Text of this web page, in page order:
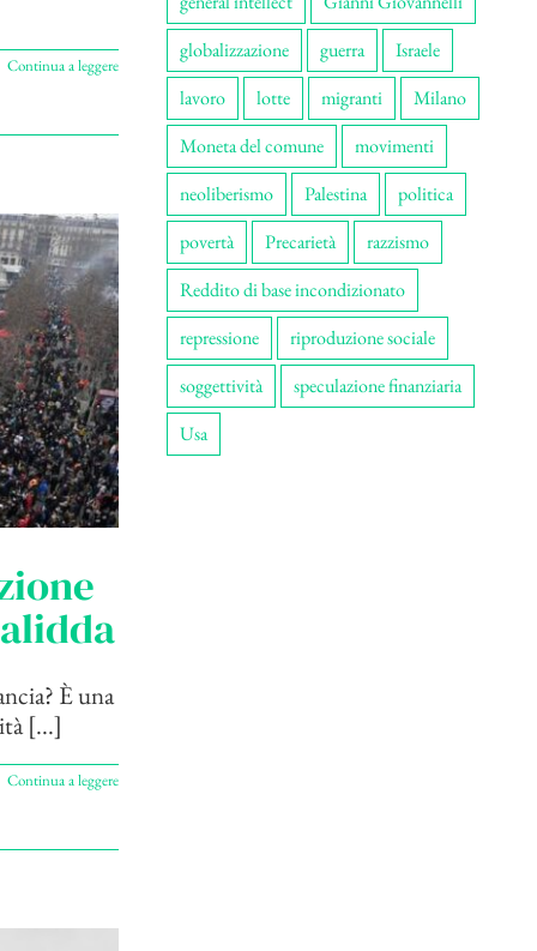
Continua a leggere
È una
[...]
Continua a leggere
globalizzazione
guerra
Israele
lavoro
lotte migranti
Milano
Moneta del comune
movimenti
neoliberismo
Palestina
politica
povertà
Precarietà
razzismo
Reddito di base incondizionato
repressione
riproduzione sociale
soggettività
speculazione finanziaria
Usa